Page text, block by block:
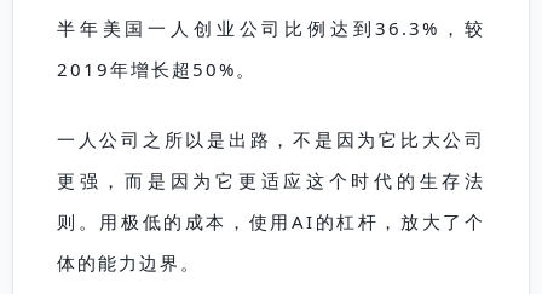
半年美国一人创业公司比例达到36.3%，较
2019年增长超50%。
一人公司之所以是出路，不是因为它比大公司
更强，而是因为它更适应这个时代的生存法
则。用极低的成本，使用AI的杠杆，放大了个
体的能力边界。